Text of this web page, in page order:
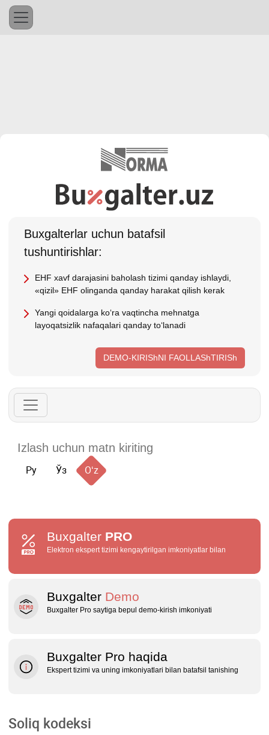
Buхgalterlar uchun batafsil
tushuntirishlar:
EHF хavf darajasini baholash tizimi qanday ishlaydi,
«qizil» EHF olinganda qanday harakat qilish kerak
Yangi qoidalarga koʻra vaqtincha mehnatga
layoqatsizlik nafaqalari qanday toʻlanadi
DEMO-KIRIShNI FAOLLAShTIRISh
Ру Ўз Oʻz
Buxgalter PRO
Elektron ekspert tizimi kengaytirilgan imkoniyatlar bilan
Buxgalter Demo
Buxgalter Pro saytiga bepul demo‑kirish imkoniyati
Buxgalter Pro haqida
Ekspert tizimi va uning imkoniyatlari bilan batafsil tanishing
Soliq kodeksi